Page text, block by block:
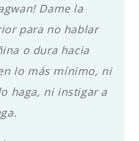
Dame la
para no hablar
o dura hacia
lo más mínimo, ni
haga, ni instigar a